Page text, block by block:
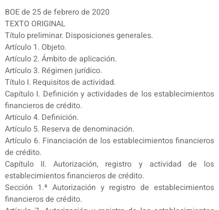
BOE de 25 de febrero de 2020
TEXTO ORIGINAL
Título preliminar. Disposiciones generales.
Artículo 1. Objeto.
Artículo 2. Ámbito de aplicación.
Artículo 3. Régimen jurídico.
Título I. Requisitos de actividad.
Capítulo I. Definición y actividades de los establecimientos
financieros de crédito.
Artículo 4. Definición.
Artículo 5. Reserva de denominación.
Artículo 6. Financiación de los establecimientos financieros
de crédito.
Capítulo II. Autorización, registro y actividad de los
establecimientos financieros de crédito.
Sección 1.ª Autorización y registro de establecimientos
financieros de crédito.